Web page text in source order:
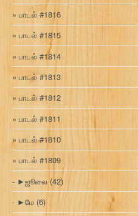
பாடல் #1816
பாடல் #1815
பாடல் #1814
பாடல் #1813
பாடல் #1812
பாடல் #1811
பாடல் #1810
பாடல் #1809
►ஜூலை(42)
►மே (6)